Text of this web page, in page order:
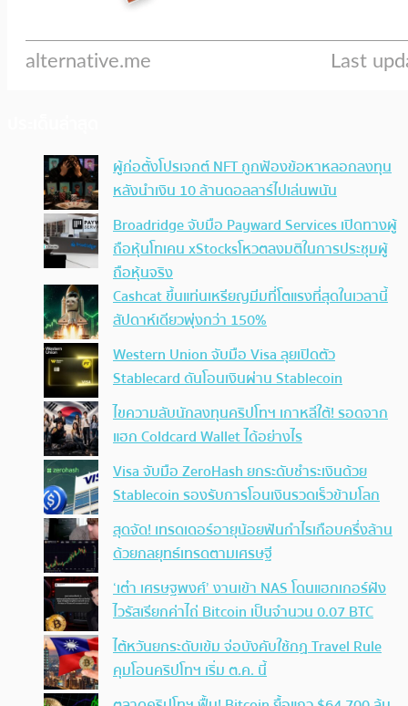
ผู้ก่อตั้งโปรเจกต์ NFT ถูกฟ้องข้อหาหลอกลงทุน
หลังนำเงิน 10 ล้านดอลลาร์ไปเล่นพนัน
Broadridge จับมือ Payward Services เปิดทางผู้
ถือหุ้นโทเคน xStocksโหวตลงมติในการประชุมผู้
ถือหุ้นจริง
Cashcat ขึ้นแท่นเหรียญมีมที่โตแรงที่สุดในเวลานี้
สัปดาห์เดียวพุ่งกว่า 150%
Western Union จับมือ Visa ลุยเปิดตัว
Stablecard ดันโอนเงินผ่าน Stablecoin
ไขความลับนักลงทุนคริปโทฯ เกาหลีใต้! รอดจาก
แฮก Coldcard Wallet ได้อย่างไร
Visa จับมือ ZeroHash ยกระดับชำระเงินด้วย
Stablecoin รองรับการโอนเงินรวดเร็วข้ามโลก
สุดจัด! เทรดเดอร์อายุน้อยฟันกำไรเกือบครึ่งล้าน
ด้วยกลยุทธ์เทรดตามเศรษฐี
‘เต๋า เศรษฐพงศ์’ งานเข้า NAS โดนแฮกเกอร์ฝัง
ไวรัสเรียกค่าไถ่ Bitcoin เป็นจำนวน 0.07 BTC
ไต้หวันยกระดับเข้ม จ่อบังคับใช้กฏ Travel Rule
คุมโอนคริปโทฯ เริ่ม ต.ค. นี้